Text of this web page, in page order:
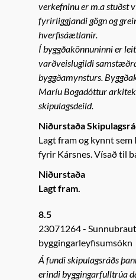
verkefninu er m.a stuðst
fyrirliggjandi gögn og
hverfisáætlanir.
Í byggðakönnuninni er
varðveislugildi
byggðamynsturs.
Maríu Bogadóttur
skipulagsdeild.
Niðurstaða
Lagt fram og kynnt
fyrir Kársnes. Vísað til
Niðurstaða
Lagt fram.
8.5
23071264
byggingarleyfisumsókn
Á fundi skipulagsráðs
erindi byggingarfulltrúa